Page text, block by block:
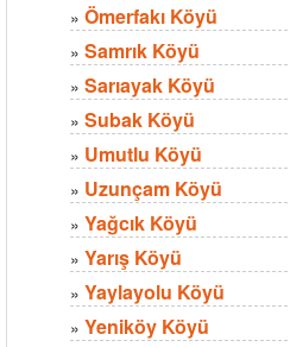
» Ömerfakı Köyü
» Samrık Köyü
» Sarıayak Köyü
» Subak Köyü
» Umutlu Köyü
» Uzunçam Köyü
» Yağcık Köyü
» Yarış Köyü
» Yaylayolu Köyü
» Yeniköy Köyü